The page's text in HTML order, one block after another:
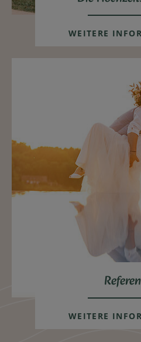
WEITERE
WEITERE